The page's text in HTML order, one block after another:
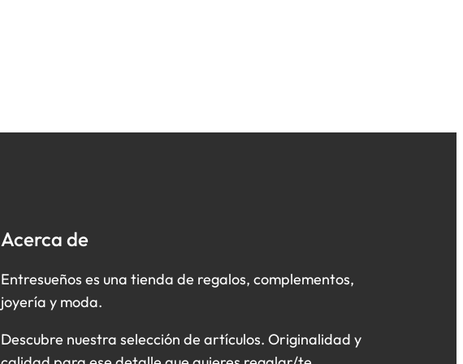
Acerca de
Entresueños es una tienda de regalos, complementos,
joyería y moda.
Descubre nuestra selección de artículos. Originalidad y